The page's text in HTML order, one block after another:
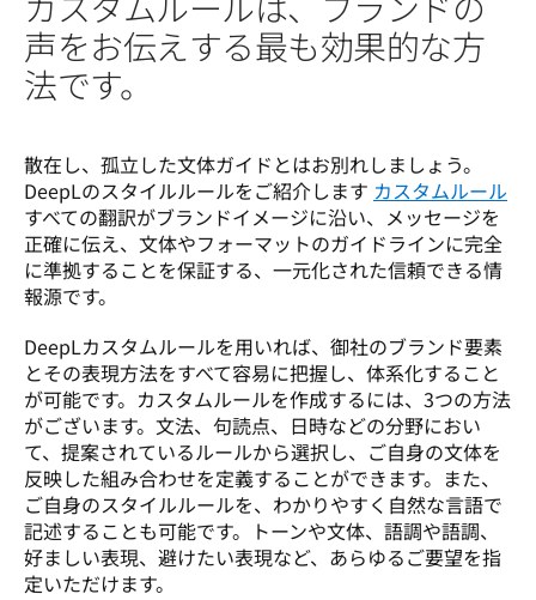
声をお伝えする最も効果的な方
法です。
散在し、孤立した文体ガイドとはお別れしましょう。
DeepLのスタイルルールをご紹介します カスタムルール
すべての翻訳がブランドイメージに沿い、メッセージを
正確に伝え、文体やフォーマットのガイドラインに完全
に準拠することを保証する、一元化された信頼できる情
報源です。
DeepLカスタムルールを用いれば、御社のブランド要素
とその表現方法をすべて容易に把握し、体系化すること
が可能です。カスタムルールを作成するには、3つの方法
がございます。文法、句読点、日時などの分野におい
て、提案されているルールから選択し、ご自身の文体を
反映した組み合わせを定義することができます。また、
ご自身のスタイルルールを、わかりやすく自然な言語で
記述することも可能です。トーンや文体、語調や語調、
好ましい表現、避けたい表現など、あらゆるご要望を指
定いただけます。